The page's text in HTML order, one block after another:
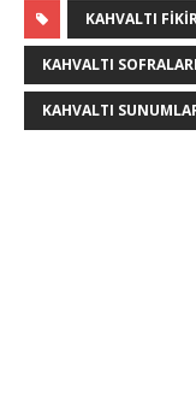
KAHVALTI
KAHVALTI
KAHVALTI